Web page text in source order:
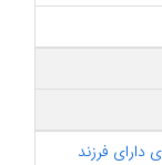
دارای فرزند